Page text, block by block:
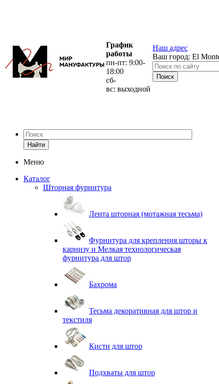
График
работы
пн-пт: 9:00-
18:00
сб-
вс: выходной
Наш адрес
Ваш город: El
Найти
Меню
Каталог
Шторная фурнитура
Лента шторная (мотажная тесьма)
Фурнитура для крепления шторы к
карнизу и Мелкая технологическая
фурнитура для штор
Бахрома
Тесьма декоративная для штор и
текстиля
Кисти для штор
Подхваты для штор